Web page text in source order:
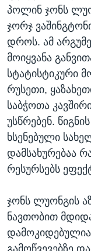
პოლინ ჯონს
ჯორჯ
დროს. ამ
მოიყვანა
სტატისტიკური
რუსეთი,
საბჭოთა
უსწრებენ.
ხსენებული
დამსახურებაა
რესურსებს
ჯონს ლუონგის
ნავთობით
დამოკიდებულია